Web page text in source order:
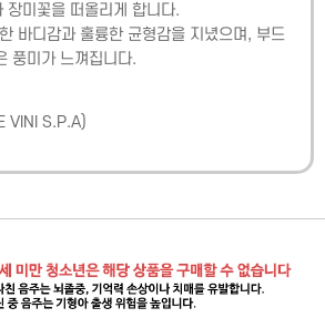
장미꽃을 떠올리게 합니다.
바디감과 훌륭한 균형감을 지녔으며, 부드
풍미가 느껴집니다.
VINI S.P.A)